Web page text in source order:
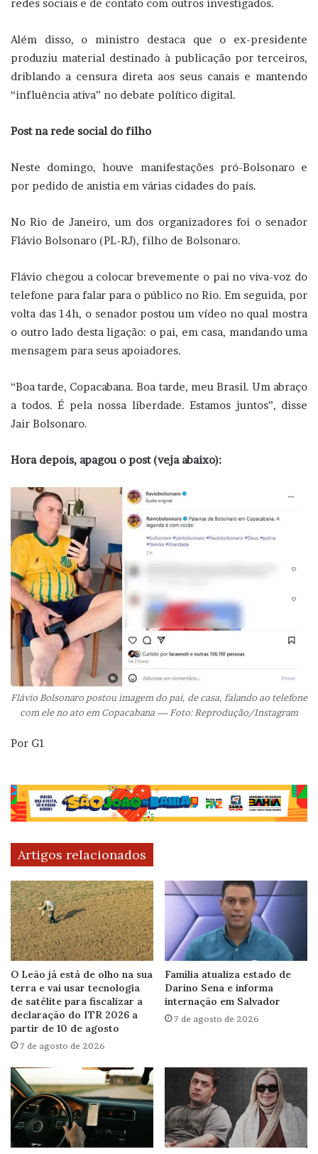
redes sociais e de contato com outros investigados.
Além disso, o ministro destaca que o ex-presidente
produziu material destinado à publicação por terceiros,
driblando a censura direta aos seus canais e mantendo
“influência ativa” no debate político digital.
Post na rede social do filho
Neste domingo, houve manifestações pró-Bolsonaro e
por pedido de anistia em várias cidades do país.
No Rio de Janeiro, um dos organizadores foi o senador
Flávio Bolsonaro (PL-RJ), filho de Bolsonaro.
Flávio chegou a colocar brevemente o pai no viva-voz do
telefone para falar para o público no Rio. Em seguida, por
volta das 14h, o senador postou um vídeo no qual mostra
o outro lado desta ligação: o pai, em casa, mandando uma
mensagem para seus apoiadores.
“Boa tarde, Copacabana. Boa tarde, meu Brasil. Um abraço
a todos. É pela nossa liberdade. Estamos juntos”, disse
Jair Bolsonaro.
Hora depois, apagou o post (veja abaixo):
Flávio Bolsonaro postou imagem do pai, de casa, falando ao telefone
com ele no ato em Copacabana — Foto: Reprodução/Instagram
Por G1
Artigos relacionados
O Leão já está de olho na sua
terra e vai usar tecnologia
de satélite para fiscalizar a
declaração do ITR 2026 a
partir de 10 de agosto
7 de agosto de 2026
Família atualiza estado de
Darino Sena e informa
internação em Salvador
7 de agosto de 2026